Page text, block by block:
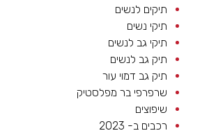
תיקים לנשים
תיקי נשים
תיקי גב לנשים
תיק גב לנשים
תיק גב דמוי עור
שרפרפי בר מפלסטיק
שיפוצים
רכבים ב- 2023